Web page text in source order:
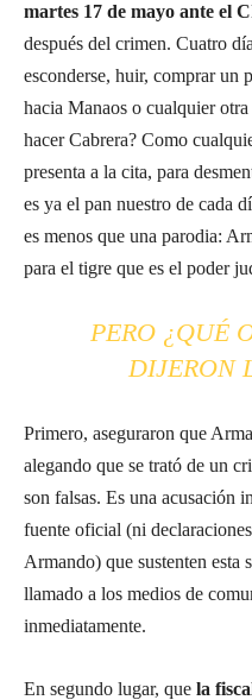
martes 17 de mayo ante el
después del crimen. Cuatro
esconderse, huir, comprar un
hacia Manaos o cualquier
hacer Cabrera? Como
presenta a la cita, para
es ya el pan nuestro de cada
es menos que una parodia:
para el tigre que es el poder
PERO ¿QUÉ
DIJERON
Primero, aseguraron que
alegando que se trató de un
son falsas. Es una acusación
fuente oficial (ni
Armando) que sustenten esta
llamado a los medios de
inmediatamente.
En segundo lugar, que la